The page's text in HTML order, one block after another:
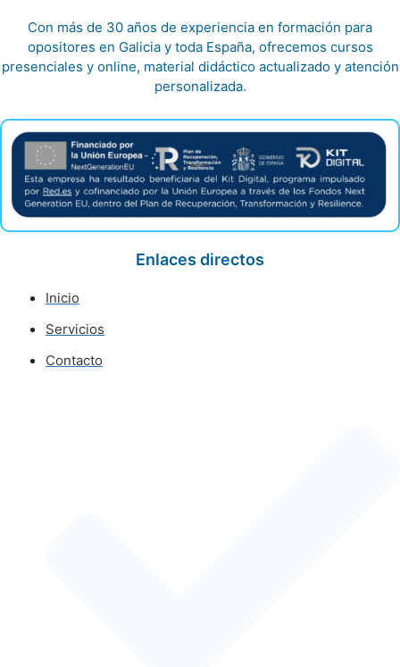
Con más de 30 años de experiencia en formación para
opositores en Galicia y toda España, ofrecemos cursos
presenciales y online, material didáctico actualizado y atención
personalizada.
Enlaces directos
Inicio
Servicios
Contacto